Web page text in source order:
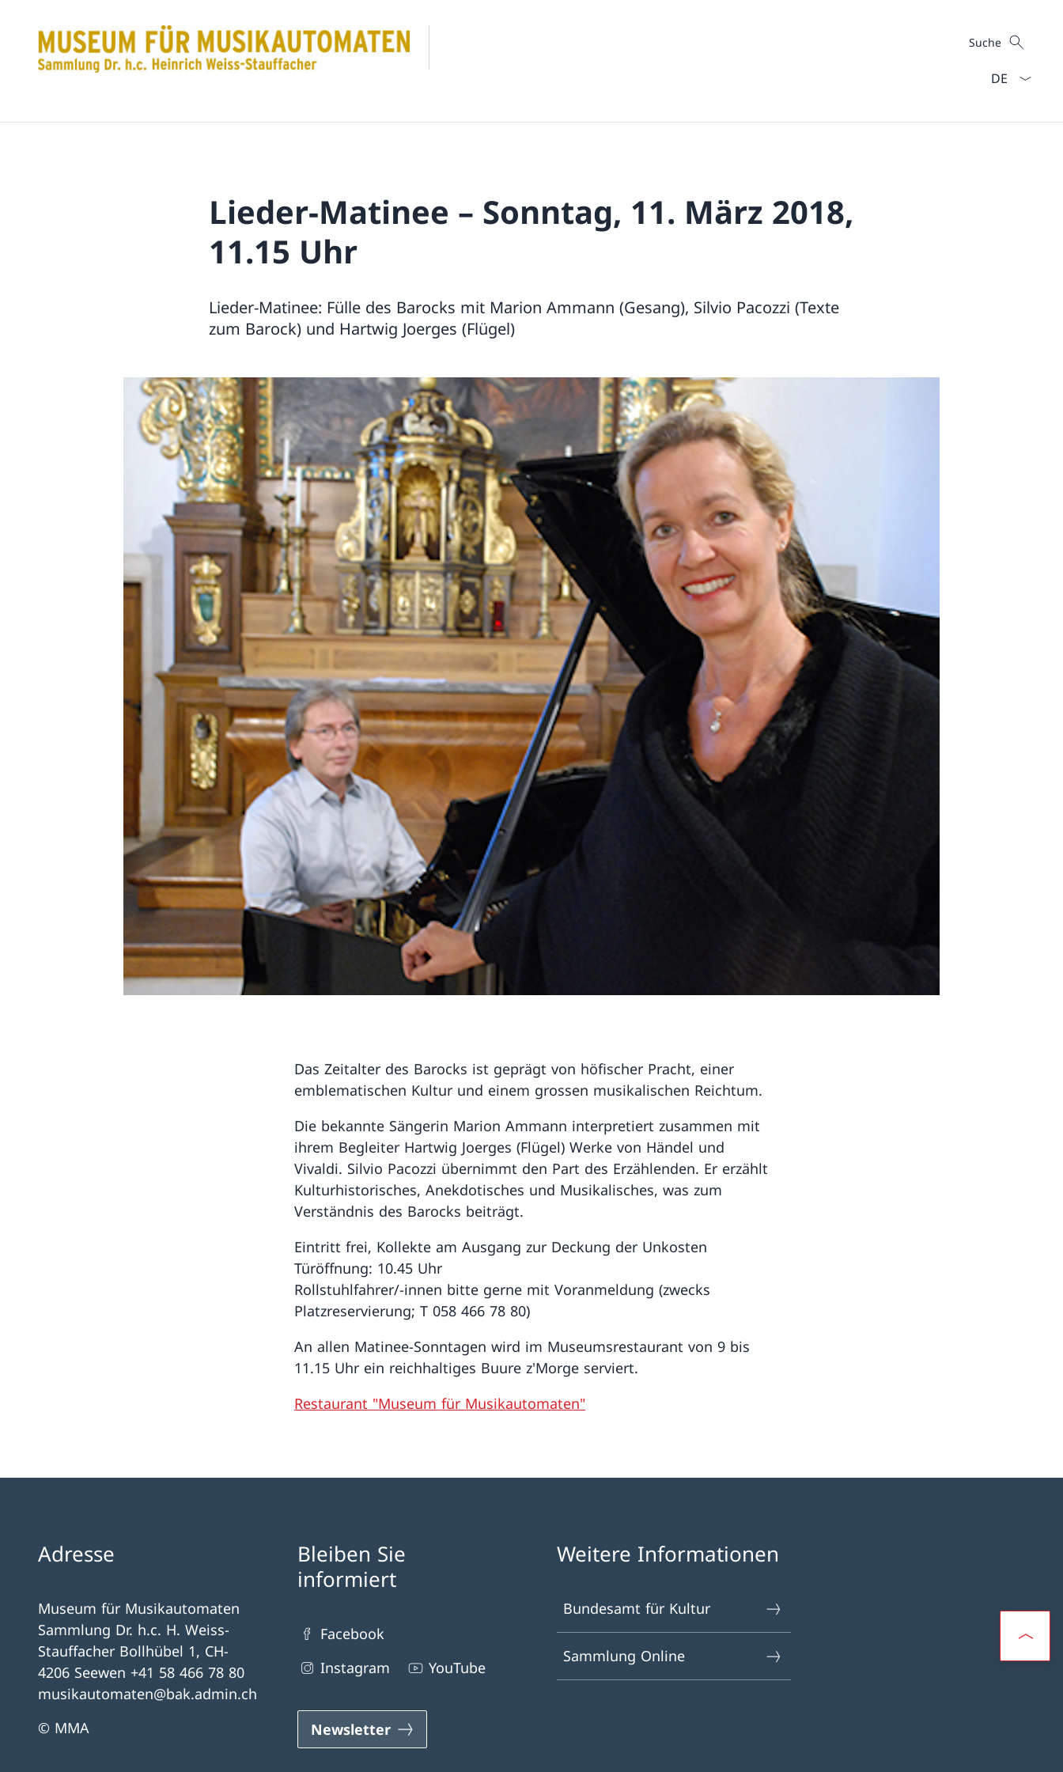
Suche
Suche
Lieder-Matinee – Sonntag, 11. März 2018,
11.15 Uhr
Lieder-Matinee: Fülle des Barocks mit Marion Ammann (Gesang), Silvio Pacozzi (Texte
zum Barock) und Hartwig Joerges (Flügel)
Das Zeitalter des Barocks ist geprägt von höfischer Pracht, einer
emblematischen Kultur und einem grossen musikalischen Reichtum.
Die bekannte Sängerin Marion Ammann interpretiert zusammen mit
ihrem Begleiter Hartwig Joerges (Flügel) Werke von Händel und
Vivaldi. Silvio Pacozzi übernimmt den Part des Erzählenden. Er erzählt
Kulturhistorisches, Anekdotisches und Musikalisches, was zum
Verständnis des Barocks beiträgt.
Eintritt frei, Kollekte am Ausgang zur Deckung der Unkosten
Türöffnung: 10.45 Uhr
Rollstuhlfahrer/-innen bitte gerne mit Voranmeldung (zwecks
Platzreservierung; T 058 466 78 80)
An allen Matinee-Sonntagen wird im Museumsrestaurant von 9 bis
11.15 Uhr ein reichhaltiges Buure z'Morge serviert.
Restaurant "Museum für Musikautomaten"
Adresse
Museum für Musikautomaten
Sammlung Dr. h.c. H. Weiss-
Stauffacher Bollhübel 1, CH-
4206 Seewen +41 58 466 78 80
musikautomaten@bak.admin.ch
© MMA
Bleiben Sie
informiert
Facebook
Instagram
YouTube
Newsletter
Weitere Informationen
Bundesamt für Kultur
Sammlung Online